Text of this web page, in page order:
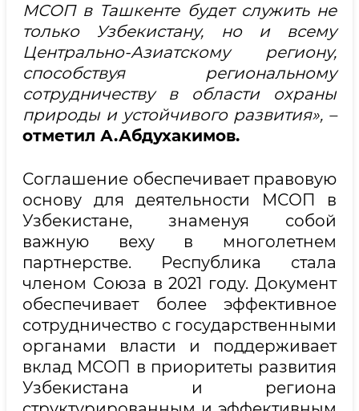
МСОП в Ташкенте будет служить не
только Узбекистану, но и всему
Центрально-Азиатскому региону,
способствуя региональному
сотрудничеству в области охраны
природы и устойчивого развития», –
отметил А.Абдухакимов.
Соглашение обеспечивает правовую
основу для деятельности МСОП в
Узбекистане, знаменуя собой
важную веху в многолетнем
партнерстве. Республика стала
членом Союза в 2021 году. Документ
обеспечивает более эффективное
сотрудничество с государственными
органами власти и поддерживает
вклад МСОП в приоритеты развития
Узбекистана и региона